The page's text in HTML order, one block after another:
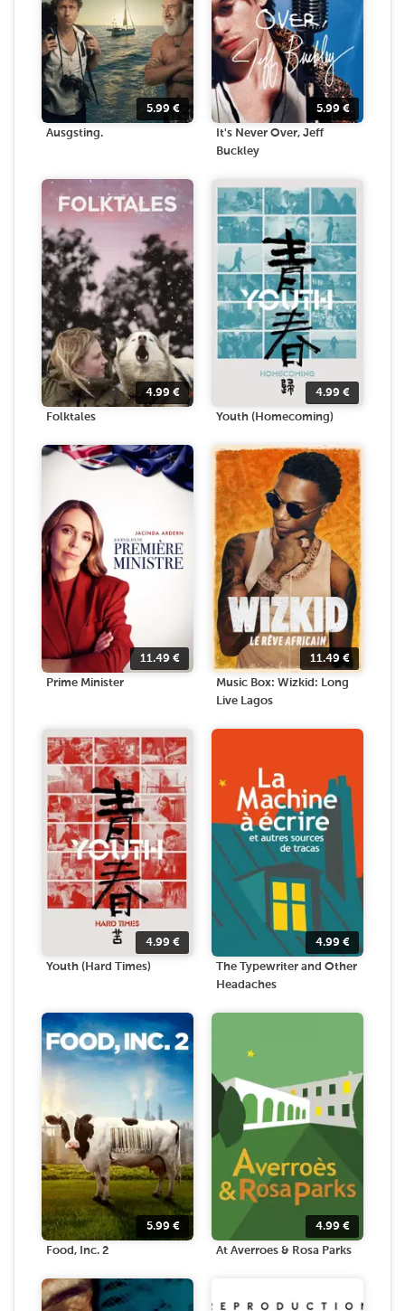
5.99 €
Ausgsting.
5.99 €
It's Never Over, Jeff
Buckley
4.99 €
Folktales
4.99 €
Youth (Homecoming)
11.49 €
Prime Minister
11.49 €
Music Box: Wizkid: Long
Live Lagos
4.99 €
Youth (Hard Times)
4.99 €
The Typewriter and Other
Headaches
5.99 €
Food, Inc. 2
4.99 €
At Averroes & Rosa Parks